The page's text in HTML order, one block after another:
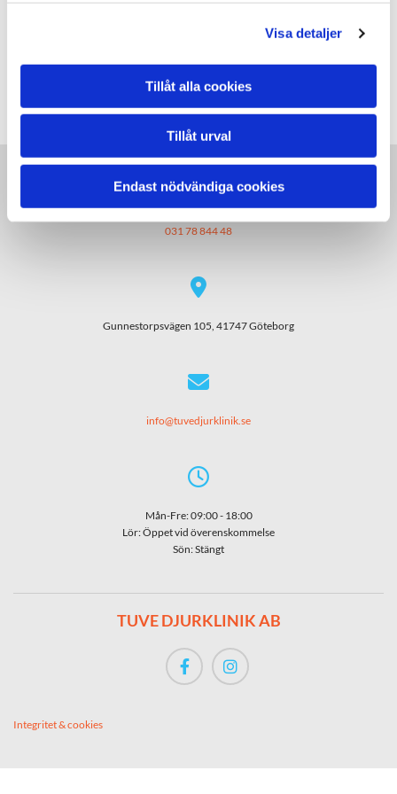
Visa detaljer
Tillåt alla cookies
Tillåt urval
Endast nödvändiga cookies
även till att hålla det totala smittrycket, det vill säga
nivå.

031 78 844 48

Gunnestorpsvägen 105, 41747 Göteborg

info@tuvedjurklinik.se

Mån-Fre: 09:00 - 18:00
Lör: Öppet vid överenskommelse
Sön: Stängt
TUVE DJURKLINIK AB
Integritet & cookies